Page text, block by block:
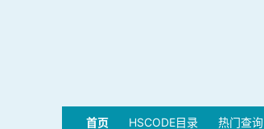
首页 HSCODE目录 热门查询